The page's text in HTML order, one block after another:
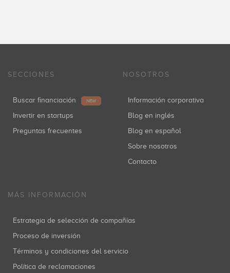
SECCIONES
Buscar financiación NEW
Invertir en startups
Preguntas frecuentes
NOSOTROS
Información corporativa
Blog en inglés
Blog en español
Sobre nosotros
Contacto
MÁS INFORMACIÓN
Estrategia de selección de compañías
Proceso de inversión
Términos y condiciones del servicio
Política de reclamaciones